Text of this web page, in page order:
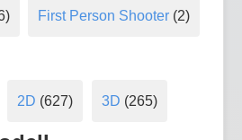
First Person Shooter (2)
2D (627) 3D (265)